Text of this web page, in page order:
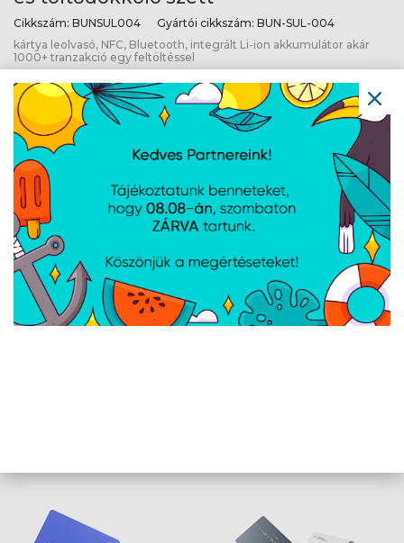
Cikkszám: BUNSUL004 Gyártói cikkszám: BUN-SUL-004
kártya leolvasó, NFC, Bluetooth, integrált Li-ion akkumulátor akár
1000+ tranzakció egy feltöltéssel
SumUp Solo Lite kártyaolvasó terminál
és töltődokkoló szett - Dobozsérült
Cikkszám:BUNSUL004D Gyártói cikkszám:BUN-SUL-004_D